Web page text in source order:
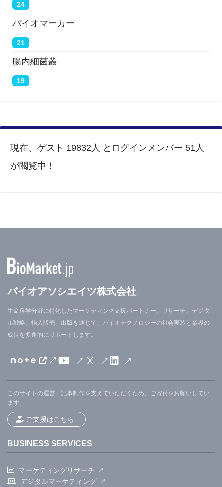
24
バイオマーカー
21
腸内細菌叢
19
現在、ゲスト 19832人 とログインメンバー 51人
が閲覧中！
バイオアソシエイツ株式会社
生命科学分野に特化したマーケティング支援パートナー。リサーチ、デジタ
ル戦略、輸入販売、出版を通じて、バイオテクノロジーの社会実装と業界の
成長を多角的にサポートします。
X
このサイトの運営・記事制作を支えていただくため、ご寄付をお願いしてい
ます。
ご支援はこちら
BUSINESS SERVICES
マーケティングリサーチ
デジタルマーケティング